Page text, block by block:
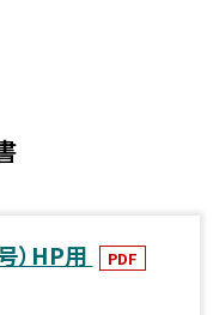
）HP用 PDF